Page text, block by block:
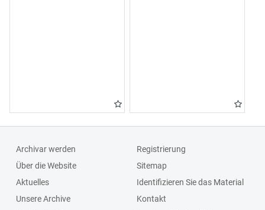
Archivar werden
Über die Website
Aktuelles
Unsere Archive
Registrierung
Sitemap
Identifizieren Sie das Material
Kontakt